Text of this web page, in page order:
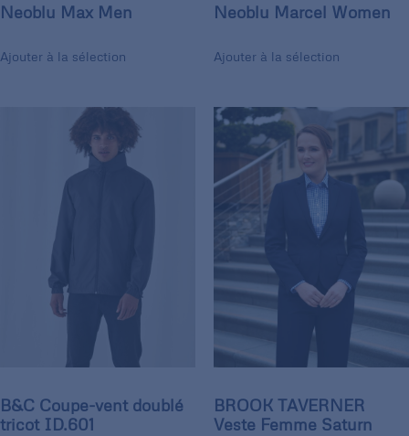
Neoblu Max Men
Ajouter à la sélection
Neoblu Marcel Women
Ajouter à la sélection
B&C Coupe-vent doublé
tricot ID.601
BROOK TAVERNER
Veste Femme Saturn